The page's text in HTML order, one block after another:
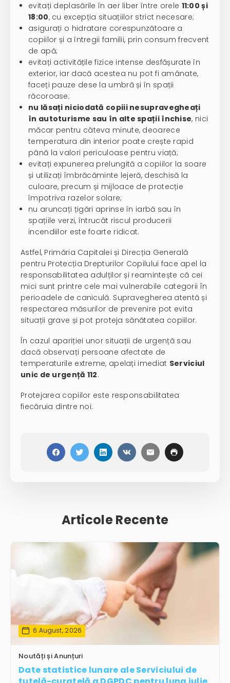
evitați deplasările în aer liber între orele 11:00 și
18:00, cu excepția situațiilor strict necesare;
asigurați o hidratare corespunzătoare a
copiilor și a întregii familii, prin consum frecvent
de apă;
evitați activitățile fizice intense desfășurate în
exterior, iar dacă acestea nu pot fi amânate,
faceți pauze dese la umbră și în spații
răcoroase;
nu lăsați niciodată copiii nesupravegheați
în autoturisme sau în alte spații închise, nici
măcar pentru câteva minute, deoarece
temperatura din interior poate crește rapid
până la valori periculoase pentru viață;
evitați expunerea prelungită a copiilor la soare
și utilizați îmbrăcăminte lejeră, deschisă la
culoare, precum și mijloace de protecție
împotriva razelor solare;
nu aruncați țigări aprinse în iarbă sau în
spațiile verzi, întrucât riscul producerii
incendiilor este foarte ridicat.
Astfel, Primăria Capitalei și Direcția Generală
pentru Protecția Drepturilor Copilului face apel la
responsabilitatea adulților și reamintește că cei
mici sunt printre cele mai vulnerabile categorii în
perioadele de caniculă. Supravegherea atentă și
respectarea măsurilor de prevenire pot evita
situații grave și pot proteja sănătatea copiilor.
În cazul apariției unor situații de urgență sau
dacă observați persoane afectate de
temperaturile extreme, apelați imediat Serviciul
unic de urgență 112.
Protejarea copiilor este responsabilitatea
fiecăruia dintre noi.
Articole Recente
6 August, 2026
Noutăți și Anunțuri
Date statistice lunare ale Serviciului de